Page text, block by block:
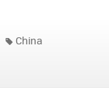
China